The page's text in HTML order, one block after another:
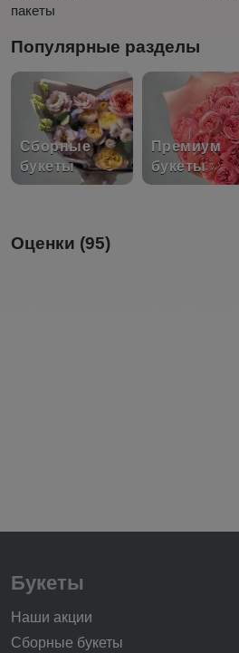
пакеты
Популярные разделы
Сборные
букеты
Премиум
букеты
Оценки (95)
Букеты
Наши акции
Сборные букеты